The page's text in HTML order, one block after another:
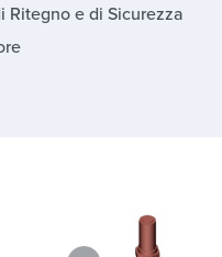
Ritegno e di Sicurezza